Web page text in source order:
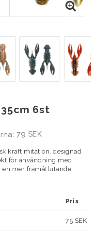
6st
79 SEK
kräftimitation, designad
för användning med
en mer framåtlutande
Pris
75 SEK